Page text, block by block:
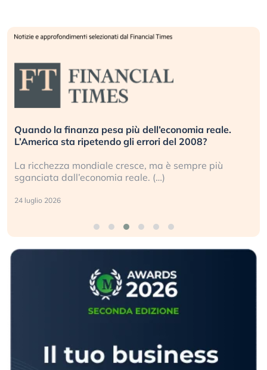
Quando la finanza pesa più dell’economia reale.
L’America sta ripetendo gli errori del 2008?
La ricchezza mondiale cresce, ma è sempre più
sganciata dall’economia reale. (…)
24 luglio 2026